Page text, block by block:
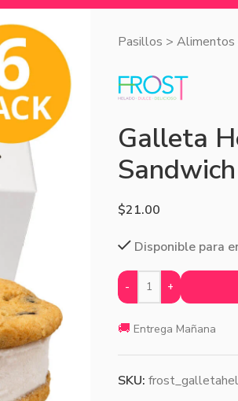
Pasillos > Alimentos
Galleta
$21.00
Disponible para
- +
🚚 Entrega Mañana
SKU: